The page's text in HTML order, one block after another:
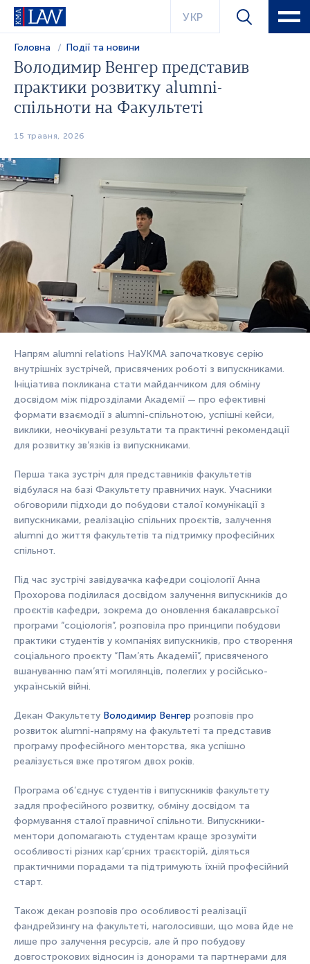
УКР
Головна Події та новини
Володимир Венгер представив
практики розвитку alumni-
спільноти на Факультеті
15 травня, 2026
Напрям alumni relations НаУКМА започатковує серію
внутрішніх зустрічей, присвячених роботі з випускниками.
Ініціатива покликана стати майданчиком для обміну
досвідом між підрозділами Академії — про ефективні
формати взаємодії з alumni-спільнотою, успішні кейси,
виклики, неочікувані результати та практичні рекомендації
для розвитку зв’язків із випускниками.
Перша така зустріч для представників факультетів
відбулася на базі Факультету правничих наук. Учасники
обговорили підходи до побудови сталої комунікації з
випускниками, реалізацію спільних проєктів, залучення
alumni до життя факультетів та підтримку професійних
спільнот.
Під час зустрічі завідувачка кафедри соціології Анна
Прохорова поділилася досвідом залучення випускників до
проєктів кафедри, зокрема до оновлення бакалаврської
програми “соціологія”, розповіла про принципи побудови
практики студентів у компаніях випускників, про створення
соціального проєкту “Пам’ять Академії”, присвяченого
вшануванню пам’яті могилянців, полеглих у російсько-
українській війні.
Декан Факультету Володимир Венгер розповів про
розвиток alumni-напряму на факультеті та представив
програму професійного менторства, яка успішно
реалізується вже протягом двох років.
Програма об’єднує студентів і випускників факультету
задля професійного розвитку, обміну досвідом та
формування сталої правничої спільноти. Випускники-
ментори допомагають студентам краще зрозуміти
особливості різних кар’єрних траєкторій, діляться
практичними порадами та підтримують їхній професійний
старт.
Також декан розповів про особливості реалізації
фандрейзингу на факультеті, наголосивши, що мова йде не
лише про залучення ресурсів, але й про побудову
довгострокових відносин із донорами та партнерами для